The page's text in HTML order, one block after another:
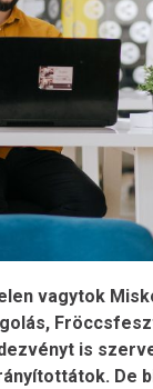
vagytok
is
De